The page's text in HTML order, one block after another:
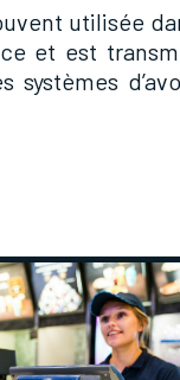
utilisée
et est